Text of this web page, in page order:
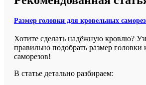
Размер головки для кровельных
Хотите сделать надёжную кровлю?
правильно подобрать размер головки
саморезов!
В статье детально разбираем: